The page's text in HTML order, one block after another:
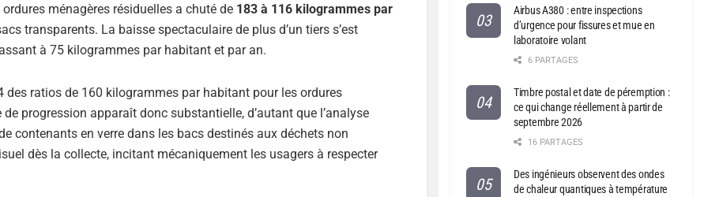
ménagères résiduelles a chuté de 183 à 116 kilogrammes par
transparents. La baisse spectaculaire de plus d’un tiers s’est
à 75 kilogrammes par habitant et par an.
ratios de 160 kilogrammes par habitant pour les ordures
progression apparaît donc substantielle, d’autant que l’analyse
contenants en verre dans les bacs destinés aux déchets non
dès la collecte, incitant mécaniquement les usagers à respecter
Airbus A380 : entre inspections
d’urgence pour fissures et mue en
laboratoire volant
6 PARTAGES
Timbre postal et date de péremption :
ce qui change réellement à partir de
septembre 2026
16 PARTAGES
Des ingénieurs observent des ondes
de chaleur quantiques à température